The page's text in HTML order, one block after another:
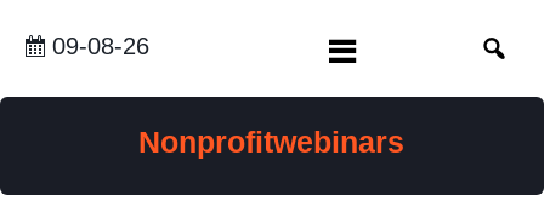
09-08-26
Nonprofitwebinars